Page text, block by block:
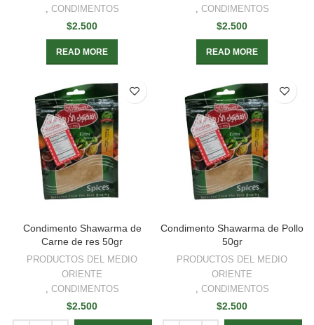
, CONDIMENTOS
$2.500
READ MORE
, CONDIMENTOS
$2.500
READ MORE
Condimento Shawarma de
Carne de res 50gr
PRODUCTOS DEL MEDIO
ORIENTE
, CONDIMENTOS
$2.500
Condimento Shawarma de Pollo
50gr
PRODUCTOS DEL MEDIO
ORIENTE
, CONDIMENTOS
$2.500